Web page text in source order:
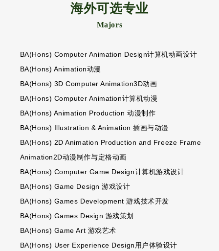
海外可选专业
Majors
BA(Hons) Computer Animation Design计算机动画设计
BA(Hons) Animation动漫
BA(Hons) 3D Computer Animation3D动画
BA(Hons) Computer Animation计算机动漫
BA(Hons) Animation Production动漫制作
BA(Hons) Illustration & Animation插画与动漫
BA(Hons) 2D Animation Production and Freeze Frame
Animation2D动漫制作与定格动画
BA(Hons) Computer Game Design计算机游戏设计
BA(Hons) Game Design游戏设计
BA(Hons) Games Development 游戏技术开发
BA(Hons) Games Design 游戏策划
BA(Hons) Game Art 游戏艺术
BA(Hons) User Experience Design 用户体验设计